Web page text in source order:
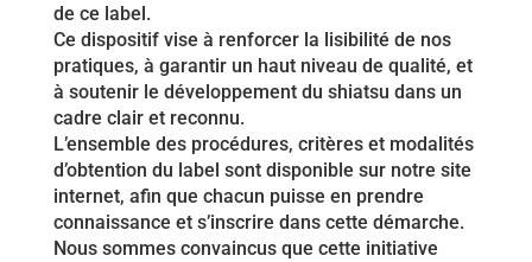
de ce label.
Ce dispositif vise à renforcer la lisibilité de nos
pratiques, à garantir un haut niveau de qualité, et
à soutenir le développement du shiatsu dans un
cadre clair et reconnu.
L’ensemble des procédures, critères et modalités
d’obtention du label sont disponible sur notre site
internet, afin que chacun puisse en prendre
connaissance et s’inscrire dans cette démarche.
Nous sommes convaincus que cette initiative